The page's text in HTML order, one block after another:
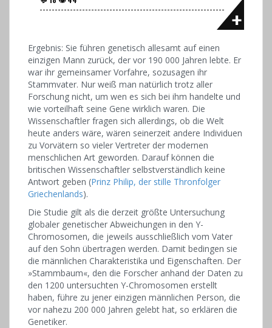
Ergebnis: Sie führen genetisch allesamt auf einen
einzigen Mann zurück, der vor 190 000 Jahren lebte. Er
war ihr gemeinsamer Vorfahre, sozusagen ihr
Stammvater. Nur weiß man natürlich trotz aller
Forschung nicht, um wen es sich bei ihm handelte und
wie vorteilhaft seine Gene wirklich waren. Die
Wissenschaftler fragen sich allerdings, ob die Welt
heute anders wäre, wären seinerzeit andere Individuen
zu Vorvätern so vieler Vertreter der modernen
menschlichen Art geworden. Darauf können die
britischen Wissenschaftler selbstverständlich keine
Antwort geben (Prinz Philip, der stille Thronfolger
Griechenlands).
Die Studie gilt als die derzeit größte Untersuchung
globaler genetischer Abweichungen in den Y-
Chromosomen, die jeweils ausschließlich vom Vater
auf den Sohn übertragen werden. Damit bedingen sie
die männlichen Charakteristika und Eigenschaften. Der
»Stammbaum«, den die Forscher anhand der Daten zu
den 1200 untersuchten Y-Chromosomen erstellt
haben, führe zu jener einzigen männlichen Person, die
vor nahezu 200 000 Jahren gelebt hat, so erklären die
Genetiker.